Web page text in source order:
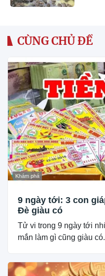
CÙNG CHỦ ĐỀ
Khám phá
9 ngày tới: 3 con
Đè giàu có
Tử vi trong 9 ngày tới
mắn làm gì cũng giàu có.